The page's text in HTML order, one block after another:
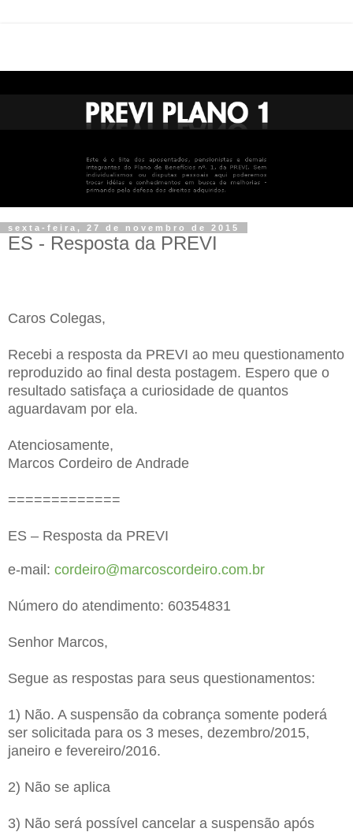
sexta-feira, 27 de novembro de 2015
ES - Resposta da PREVI
Caros Colegas,
Recebi a resposta da PREVI ao meu questionamento
reproduzido ao final desta postagem. Espero que o
resultado satisfaça a curiosidade de quantos
aguardavam por ela.
Atenciosamente,
Marcos Cordeiro de Andrade
=============
ES – Resposta da PREVI
e-mail: cordeiro@marcoscordeiro.com.br
Número do atendimento: 60354831
Senhor Marcos,
Segue as respostas para seus questionamentos:
1) Não. A suspensão da cobrança somente poderá
ser solicitada para os 3 meses, dezembro/2015,
janeiro e fevereiro/2016.
2) Não se aplica
3) Não será possível cancelar a suspensão após